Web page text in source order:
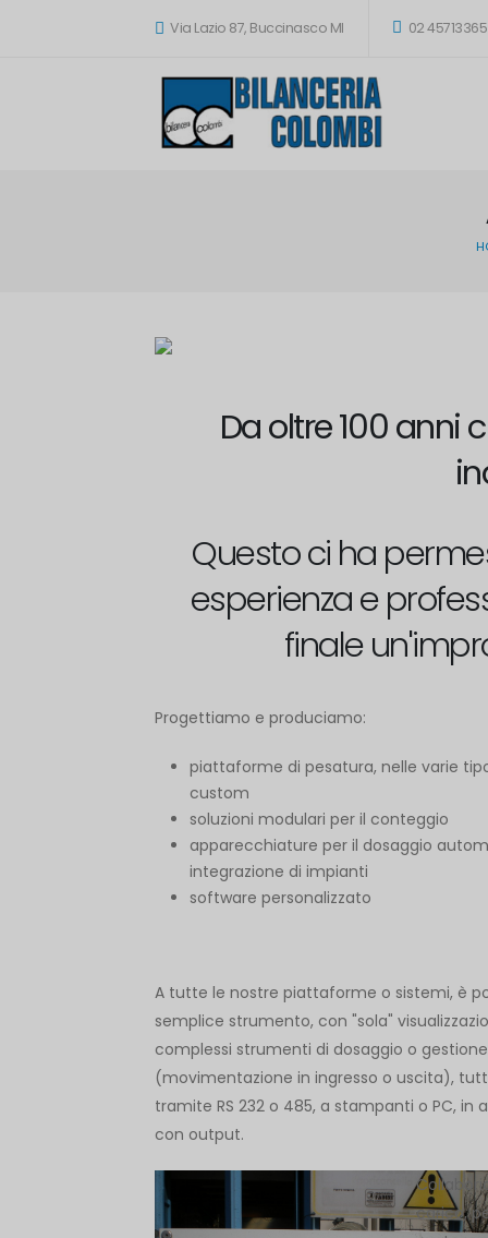
Via Lazio 87, Buccinasco MI 02 45713365
Da oltre 100
Questo ci ha
esperienza e
finale
Progettiamo e produciamo:
piattaforme di pesatura, nelle varie
custom
soluzioni modulari per il conteggio
apparecchiature per il dosaggio
integrazione di impianti
software personalizzato
A tutte le nostre piattaforme o sistemi, è
semplice strumento, con "sola"
complessi strumenti di dosaggio o
(movimentazione in ingresso o uscita),
tramite RS 232 o 485, a stampanti o PC, in
con output.
carico,